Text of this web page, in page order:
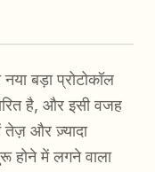
बड़ा प्रोटोकॉल
है, और इसी वजह
तेज़ और ज़्यादा
में लगने वाला